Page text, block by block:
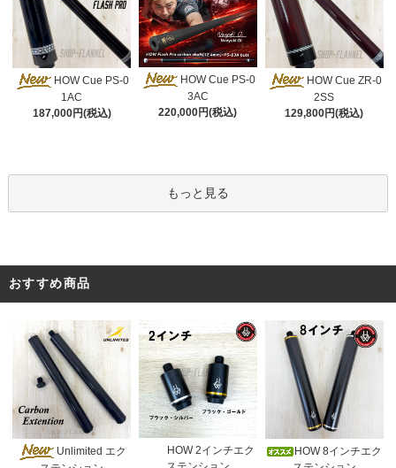
HOW Cue PS-0
1AC
187,000円(税込)
HOW Cue PS-0
3AC
220,000円(税込)
HOW Cue ZR-0
2SS
129,800円(税込)
もっと見る
おすすめ商品
Unlimited エク
HOW 2インチエク
HOW 8インチエク